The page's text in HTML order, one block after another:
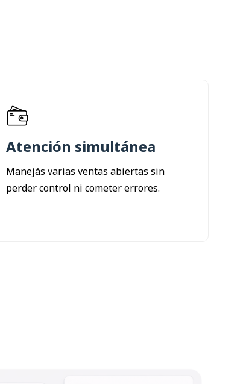
Atención simultánea
Manejás varias ventas abiertas sin
perder control ni cometer errores.